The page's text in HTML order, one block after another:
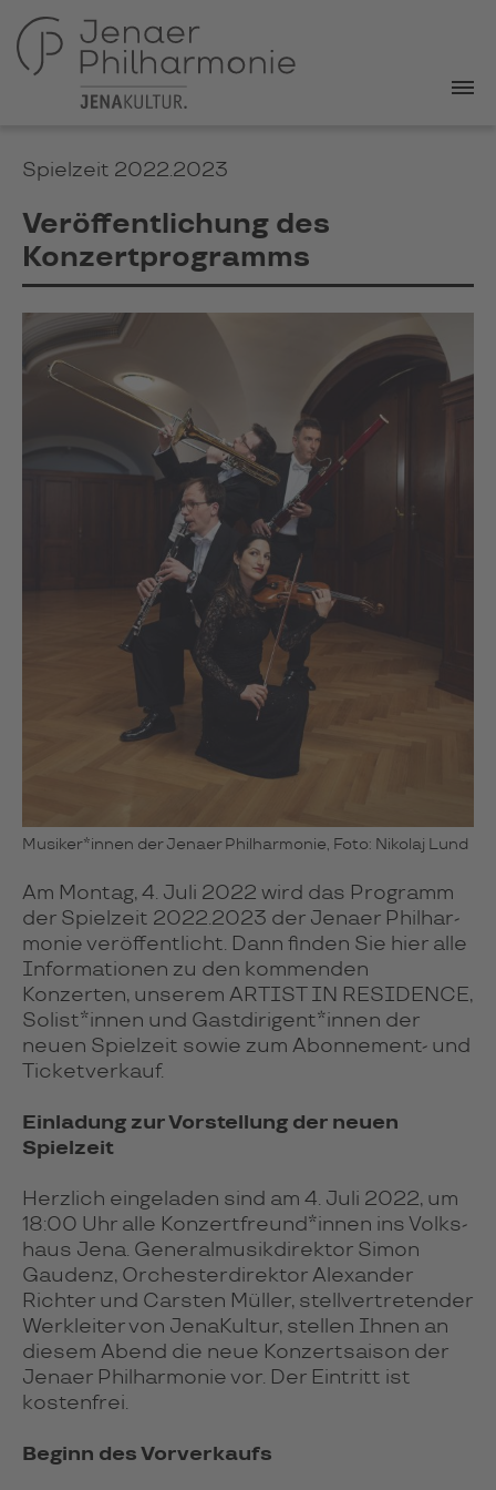
Spielzeit 2022.2023
Veröffentlichung des
Konzertprogramms
Musiker*innen der Jenaer Philharmonie, Foto: Nikolaj Lund
Am Montag, 4. Juli 2022 wird das Pro­gramm
der Spiel­zeit 2022.2023 der Jenaer Phil­har­
monie veröffen­tlicht. Dann finden Sie hier alle
Infor­ma­tionen zu den kommenden
Konzerten, unserem ARTIST IN RESIDENCE,
Solis­t*innen und Gast­di­ri­gen­t*innen der
neuen Spie­lzeit sowie zum Abon­ne­ment- und
Ticket­verkauf.
Einladung zur Vorstellung der neuen
Spielzeit
Herz­lich einge­laden sind am 4. Juli 2022, um
18:00 Uhr alle Konzert­freun­d*innen ins Volks­
haus Jena. Gene­ral­musik­di­rektor Simon
Gaudenz, Orches­ter­di­rektor Alexander
Richter und Carsten Müller, stell­ver­tre­tender
Werk­leiter von JenaKultur, stellen Ihnen an
diesem Abend die neue Konzert­saison der
Jenaer Phil­har­monie vor. Der Eintritt ist
kostenfrei.
Beginn des Vorverkaufs